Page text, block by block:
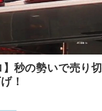
秒の勢いで売り
！